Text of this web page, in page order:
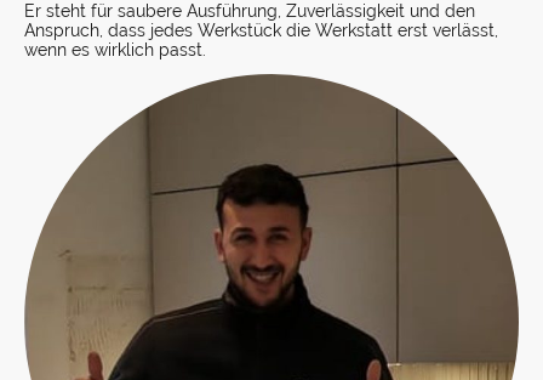
Er steht für saubere Ausführung, Zuverlässigkeit und den
Anspruch, dass jedes Werkstück die Werkstatt erst verlässt,
wenn es wirklich passt.